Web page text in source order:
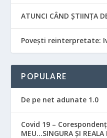
ATUNCI CÂND ȘTIINȚA
Povești reinterpretate:
POPULARE
De pe net adunate 1.0
Covid 19 –
MEU…SINGURA ȘI